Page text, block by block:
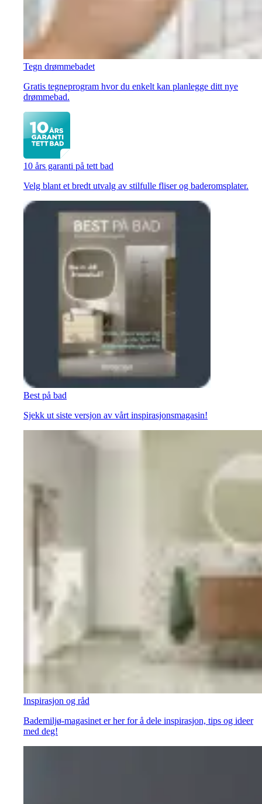
Tegn drømmebadet
Gratis tegneprogram hvor du enkelt kan planlegge ditt nye
drømmebad.
10 års garanti på tett bad
Velg blant et bredt utvalg av stilfulle fliser og baderomsplater.
Best på bad
Sjekk ut siste versjon av vårt inspirasjonsmagasin!
Inspirasjon og råd
Bademiljø-magasinet er her for å dele inspirasjon, tips og ideer
med deg!